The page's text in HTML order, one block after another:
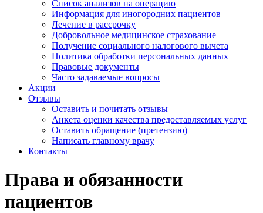
Список анализов на операцию
Информация для иногородних пациентов
Лечение в рассрочку
Добровольное медицинское страхование
Получение социального налогового вычета
Политика обработки персональных данных
Правовые документы
Часто задаваемые вопросы
Акции
Отзывы
Оставить и почитать отзывы
Анкета оценки качества предоставляемых услуг
Оставить обращение (претензию)
Написать главному врачу
Контакты
Права и обязанности
пациентов